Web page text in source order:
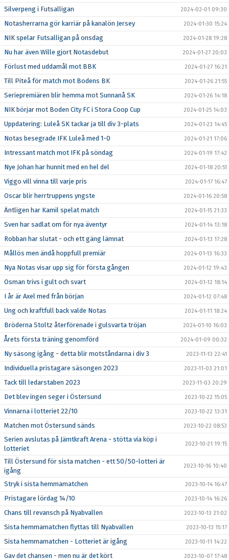
Silverpeng i Futsalligan 2024-02-01 09:30
Notasherrarna gör karriär på kanalön Jersey 2024-01-30 15:24
NIK spelar Futsalligan på onsdag 2024-01-28 19:28
Nu har även Wille gjort Notasdebut 2024-01-27 20:03
Förlust med uddamål mot BBK 2024-01-27 16:21
Till Piteå för match mot Bodens BK 2024-01-26 21:55
Seriepremiären blir hemma mot Sunnanå SK 2024-01-26 14:18
NIK börjar mot Boden City FC i Stora Coop Cup 2024-01-25 14:03
Uppdatering: Luleå SK tackar ja till div 3-plats 2024-01-23 14:45
Notas besegrade IFK Luleå med 1-0 2024-01-21 17:06
Intressant match mot IFK på söndag 2024-01-19 17:42
Nye Johan har hunnit med en hel del 2024-01-18 20:51
Viggo vill vinna till varje pris 2024-01-17 16:47
Oscar blir herrtruppens yngste 2024-01-16 20:58
Äntligen har Kamil spelat match 2024-01-15 21:33
Sven har sadlat om för nya äventyr 2024-01-14 13:18
Robban har slutat - och ett gäng lämnat 2024-01-13 17:28
Mållös men ändå hoppfull premiär 2024-01-13 16:33
Nya Notas visar upp sig för första gången 2024-01-12 19:43
Osman trivs i gult och svart 2024-01-12 18:14
I år är Axel med från början 2024-01-12 07:48
Ung och kraftfull back valde Notas 2024-01-11 18:24
Bröderna Stoltz återförenade i gulsvarta tröjan 2024-01-10 16:03
Årets första träning genomförd 2024-01-09 00:32
Ny säsong igång - detta blir motståndarna i div 3 2023-11-13 22:41
Individuella pristagare säsongen 2023 2023-11-03 21:01
Tack till ledarstaben 2023 2023-11-03 20:29
Det blev ingen seger i Östersund 2023-10-22 15:05
Vinnarna i lotteriet 22/10 2023-10-22 13:31
Matchen mot Östersund sänds 2023-10-22 08:53
Serien avslutas på Jämtkraft Arena - stötta via köp i
lotteriet
2023-10-21 19:15
Till Östersund för sista matchen - ett 50/50-lotteri är
igång
2023-10-16 10:40
Stryk i sista hemmamatchen 2023-10-14 16:47
Pristagare lördag 14/10 2023-10-14 16:26
Chans till revansch på Nyabvallen 2023-10-13 21:02
Sista hemmamatchen flyttas till Nyabvallen 2023-10-13 15:17
Sista hemmamatchen - Lotteriet är igång 2023-10-11 14:22
Gav det chansen - men nu är det kört 2023-10-07 17:48